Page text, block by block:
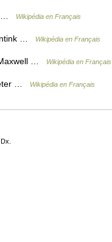
… Wikipédia en Français
… Wikipédia en Français
… Wikipédia en Français
… Wikipédia en Français